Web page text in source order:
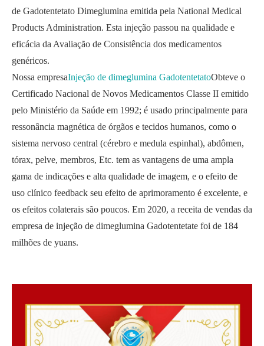
de Gadotentetato Dimeglumina emitida pela National Medical
Products Administration. Esta injeção passou na qualidade e
eficácia da Avaliação de Consistência dos medicamentos
genéricos.
Nossa empresaInjeção de dimeglumina GadotentetatoObteve o
Certificado Nacional de Novos Medicamentos Classe II emitido
pelo Ministério da Saúde em 1992; é usado principalmente para
ressonância magnética de órgãos e tecidos humanos, como o
sistema nervoso central (cérebro e medula espinhal), abdômen,
tórax, pelve, membros, Etc. tem as vantagens de uma ampla
gama de indicações e alta qualidade de imagem, e o efeito de
uso clínico feedback seu efeito de aprimoramento é excelente, e
os efeitos colaterais são poucos. Em 2020, a receita de vendas da
empresa de injeção de dimeglumina Gadotentetate foi de 184
milhões de yuans.